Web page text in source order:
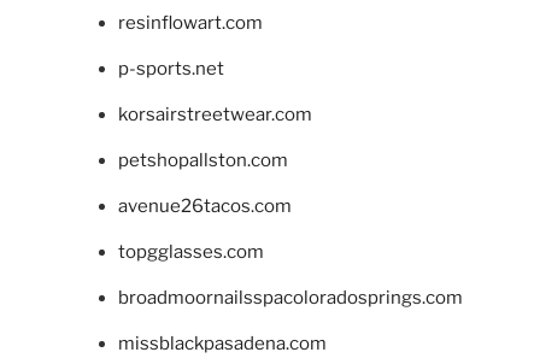
resinflowart.com
p-sports.net
korsairstreetwear.com
petshopallston.com
avenue26tacos.com
topgglasses.com
broadmoornailsspacoloradosprings.com
missblackpasadena.com